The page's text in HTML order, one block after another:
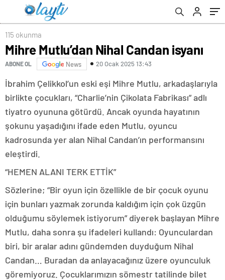
115 okunma
Mihre Mutlu’dan Nihal Candan isyanı
ABONE OL News 20 Ocak 2025 13:43
İbrahim Çelikkol’un eski eşi Mihre Mutlu, arkadaşlarıyla
birlikte çocukları, “Charlie’nin Çikolata Fabrikası” adlı
tiyatro oyununa götürdü. Ancak oyunda hayatının
şokunu yaşadığını ifade eden Mutlu, oyuncu
kadrosunda yer alan Nihal Candan’ın performansını
eleştirdi.
“HEMEN ALANI TERK ETTİK”
Sözlerine; “Bir oyun için özellikle de bir çocuk oyunu
için bunları yazmak zorunda kaldığım için çok üzgün
olduğumu söylemek istiyorum” diyerek başlayan Mihre
Mutlu, daha sonra şu ifadeleri kullandı: Oyunculardan
biri, bir aralar adını gündemden duyduğum Nihal
Candan… Buradan da anlayacağınız üzere oyunculuk
göremiyoruz. Çocuklarımızın sömestr tatilinde bilet